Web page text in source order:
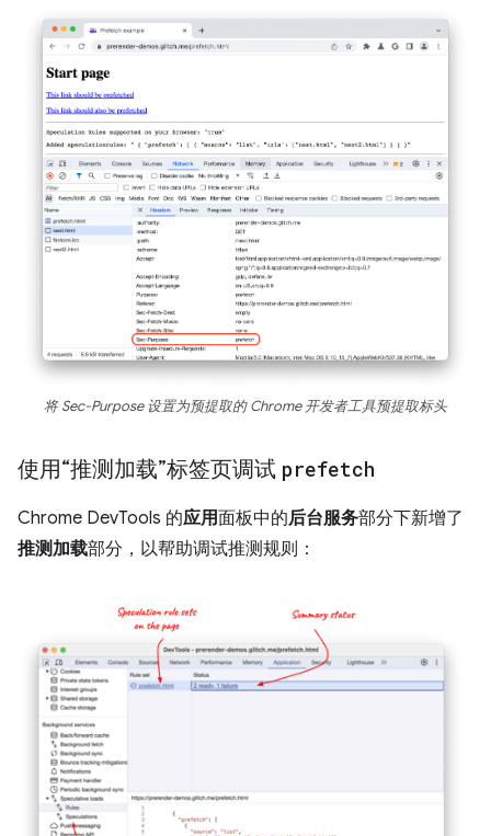
将 Sec-Purpose 设置为预提取的 Chrome 开发者工具预提取标头
使用“推测加载”标签页调试 prefetch
Chrome DevTools 的应用面板中的后台服务部分下新增了
推测加载部分，以帮助调试推测规则：